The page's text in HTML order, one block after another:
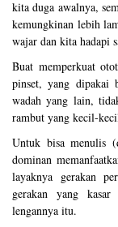
kita duga awalnya,
kemungkinan lebih
wajar dan kita hadapi
Buat memperkuat
pinset, yang dipakai
wadah yang lain,
rambut yang kecil-
Untuk bisa menulis
dominan
layaknya gerakan
gerakan yang
lengannya itu.